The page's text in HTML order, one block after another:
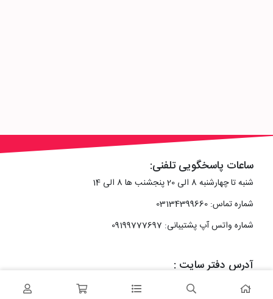
ساعات پاسخگویی تلفنی:
شنبه تا چهارشنبه 8 الی 20 پنجشنب ها 8 الی 14
شماره تماس: 03134399660
شماره واتس آپ پشتیبانی: 09199777697
آدرس دفتر سایت :
اصفهان، خیابان رزمندگان، کوچه شماره سه فرعی 2 پلاک 10